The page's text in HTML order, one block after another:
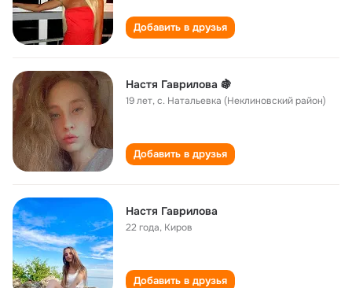
Добавить в друзья
Настя Гаврилова 🍇
19 лет,с. Натальевка (Неклиновский район)
Добавить в друзья
Настя Гаврилова
22 года, Киров
Добавить в друзья